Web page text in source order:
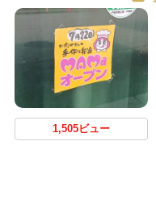
1,505ビュー